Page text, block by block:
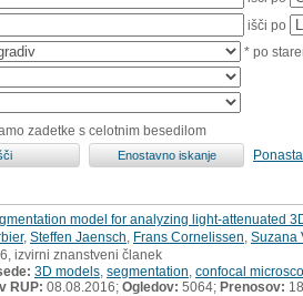
išči po
* po
zadetke s celotnim besedilom
model for analyzing light-attenuated
, Steffen Jaensch Frans Cornelissen Suzana
izvirni znanstveni članek
3D models segmentation confocal
RUP: 08.08.2016; Ogledov: 5064; Prenosov: